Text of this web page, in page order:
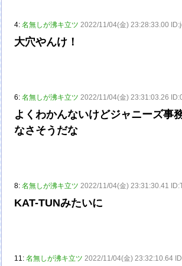
4:名無しが沸キ立ツ 2022/11/04(金) 23:28:33.00
大穴やんけ！
6:名無しが沸キ立ツ 2022/11/04(金) 23:31:03.26
よくわかんないけどジャニーズ事
なさそうだな
8:名無しが沸キ立ツ 2022/11/04(金) 23:31:30.41
KAT-TUNみたいに
11:名無しが沸キ立ツ 2022/11/04(金) 23:32:10.64